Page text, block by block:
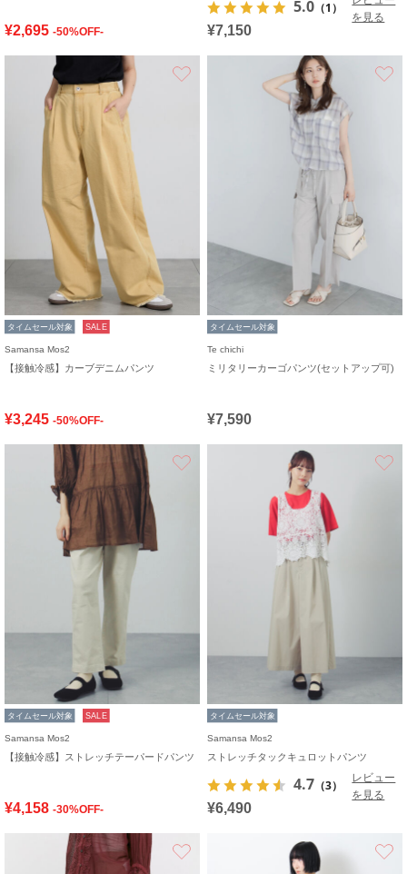
¥2,695 -50%OFF-
5.0 （1）
を見る
¥7,150
タイムセール対象 SALE
Samansa Mos2
【接触冷感】カーブデニムパンツ
¥3,245 -50%OFF-
タイムセール対象
Te chichi
ミリタリーカーゴパンツ(セットアップ可)
¥7,590
タイムセール対象 SALE
Samansa Mos2
【接触冷感】ストレッチテーパードパンツ
¥4,158 -30%OFF-
タイムセール対象
Samansa Mos2
ストレッチタックキュロットパンツ
4.7 （3）
レビュー
を見る
¥6,490